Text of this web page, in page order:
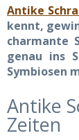
Antike
kennt,
charmante
genau ins
Symbiosen
Antike
Zeiten